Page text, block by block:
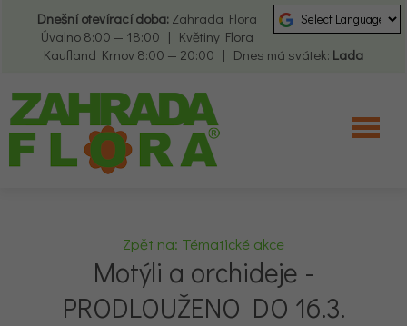
Dnešní otevírací doba: Zahrada Flora
Úvalno 8:00 — 18:00 | Květiny Flora
Kaufland Krnov 8:00 — 20:00 | Dnes má svátek: Lada
Zpět na: Tématické akce
Motýli a orchideje -
PRODLOUŽENO DO 16.3.